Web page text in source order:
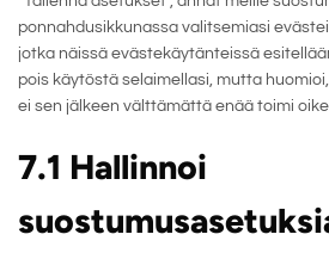
ponnahdusikkunassa valitsemiasi
jotka näissä evästekäytänteissä
pois käytöstä selaimellasi, mutta
ei sen jälkeen välttämättä enää toimi
7.1 Hallinnoi